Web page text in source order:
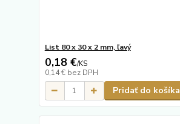
List 80 x 30 x 2 mm, ľavý
0,18 €/KS
0,14 € bez DPH
Pridať do košíka